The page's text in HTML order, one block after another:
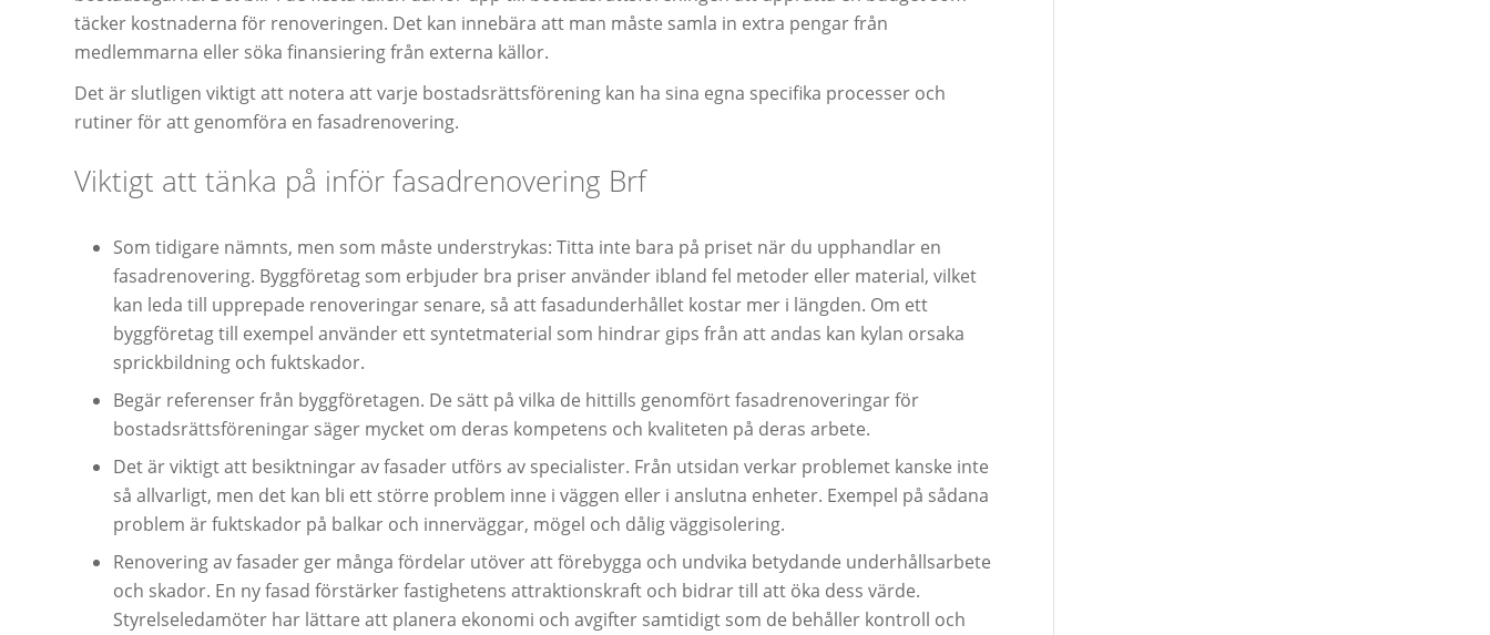
täcker kostnaderna för renoveringen. Det kan innebära att man måste samla in extra pengar från
medlemmarna eller söka finansiering från externa källor.
Det är slutligen viktigt att notera att varje bostadsrättsförening kan ha sina egna specifika processer och
rutiner för att genomföra en fasadrenovering.
Viktigt att tänka på inför fasadrenovering Brf
Som tidigare nämnts, men som måste understrykas: Titta inte bara på priset när du upphandlar en
fasadrenovering. Byggföretag som erbjuder bra priser använder ibland fel metoder eller material, vilket
kan leda till upprepade renoveringar senare, så att fasadunderhållet kostar mer i längden. Om ett
byggföretag till exempel använder ett syntetmaterial som hindrar gips från att andas kan kylan orsaka
sprickbildning och fuktskador.
Begär referenser från byggföretagen. De sätt på vilka de hittills genomfört fasadrenoveringar för
bostadsrättsföreningar säger mycket om deras kompetens och kvaliteten på deras arbete.
Det är viktigt att besiktningar av fasader utförs av specialister. Från utsidan verkar problemet kanske inte
så allvarligt, men det kan bli ett större problem inne i väggen eller i anslutna enheter. Exempel på sådana
problem är fuktskador på balkar och innerväggar, mögel och dålig väggisolering.
Renovering av fasader ger många fördelar utöver att förebygga och undvika betydande underhållsarbete
och skador. En ny fasad förstärker fastighetens attraktionskraft och bidrar till att öka dess värde.
Styrelseledamöter har lättare att planera ekonomi och avgifter samtidigt som de behåller kontroll och